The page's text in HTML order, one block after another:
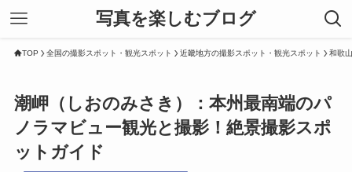
写真を楽しむブログ
TOP 全国の撮影スポット・観光スポット 近畿地方の撮影スポット・観光スポット 和歌
潮岬（しおのみさき）：本州最南端のパ
ノラマビュー観光と撮影！絶景撮影スポ
ットガイド